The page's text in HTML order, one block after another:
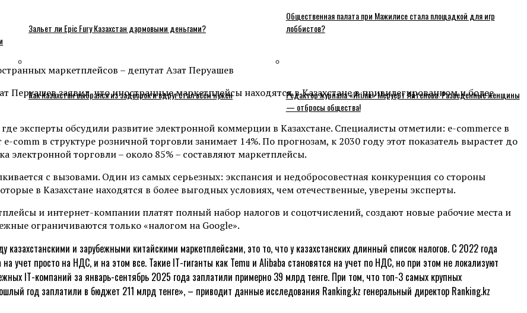
Зальет ли Epic Fury Казахстан дармовыми деньгами?
Как Казахстан выбрался из задворок и вдруг стал всем нужен
Общественная палата при Мажилисе стала площадкой для игр
лоббистов?
Редактор журнала «Игілік» Меруерт Айтенова: Разведенные женщины
— отбросы общества!
заявил, что иностранные маркетплейсы находятся в Казахстане в привилегированном и более
эксперты обсудили развитие электронной коммерции в Казахстане. Специалисты отметили: e-commerce в
в структуре розничной торговли занимает 14%. По прогнозам, к 2030 году этот показатель вырастет до
торговли – около 85% – составляют маркетплейсы.
с вызовами. Один из самых серьезных: экспансия и недобросовестная конкуренция со стороны
в Казахстане находятся в более выгодных условиях, чем отечественные, уверены эксперты.
и интернет-компании платят полный набор налогов и соцотчислений, создают новые рабочие места и
ограничиваются только «налогом на Google».
и зарубежными китайскими маркетплейсами, это то, что у казахстанских длинный список налогов. С 2022 года
учет просто на НДС, и на этом все. Такие IT-гиганты как Temu и Alibaba становятся на учет по НДС, но при этом не локализуют
IT-компаний за январь-сентябрь 2025 года заплатили примерно 39 млрд тенге. При том, что топ-3 самых крупных
год заплатили в бюджет 211 млрд тенге», – приводит данные исследования Ranking.kz генеральный директор Ranking.kz